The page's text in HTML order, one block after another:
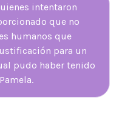
intentaron
que no
humanos que
para un
pudo haber tenido